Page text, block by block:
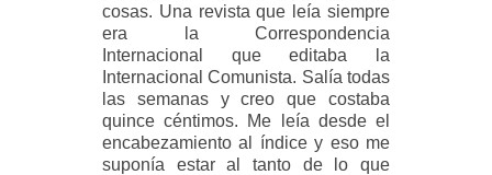
cosas. Una revista que leía siempre
era la Correspondencia
Internacional que editaba la
Internacional Comunista. Salía todas
las semanas y creo que costaba
quince céntimos. Me leía desde el
encabezamiento al índice y eso me
suponía estar al tanto de lo que